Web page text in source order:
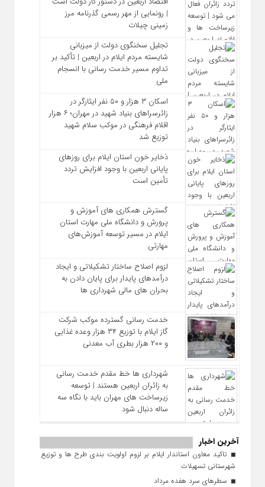
| رونمایی از مهر رسمی گذرنامه مرز
زمینی چیلات
تجلیل سخنگوی دولت از میزبانی
شایسته مردم ایلام در اربعین | تأکید بر
تداوم مسیر خدمت‌ رسانی با انسجام
ملی
اسکان ۳ هزار و ۵۰ نفر ایثارگر در
زائرسراهای بنیاد شهید در مهران؛ ۶ هزار
اقلام فرهنگی در موکب سلام شهید
توزیع شد
ذخایر خون استان ایلام برای روزهای
پایانی اربعین با وجود افزایش تردد
تأمین است
گسترش همکاری‌ های آموزش و
پرورش و دانشگاه ملی مهارت استان
ایلام در مسیر توسعه آموزش‌های
مهارتی
لزوم اصلاح ساختار تشکیلاتی و ایجاد
درآمدهای پایدار برای پایان دادن به
بحران‌ های مالی شهرداری‌ ها
خدمت رسانی گسترده موکب شرکت
گاز ایلام با توزیع ۳۴ هزار وعده غذایی
و ۲۰۰ هزار بطری آب معدنی
شهرداری‌ ها خط مقدم خدمت ‌رسانی
به زائران اربعین هستند | توسعه
زیرساخت ‌های مهران باید با نگاه سه‌
ساله دنبال شود
آخرین اخبار
تاکید معاون استاندار ایلام بر لزوم اولویت‌ بندی طرح‌ ها و توزیع
شهرستانی تسهیلات
سطرهای سرد هفده مرداد